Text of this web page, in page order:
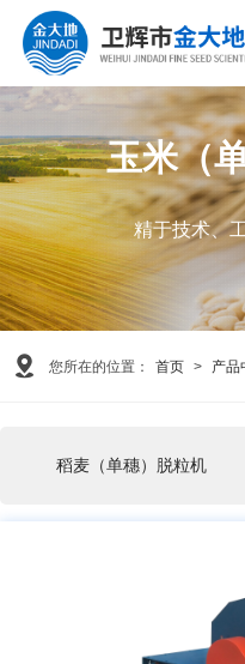
网站首页
产品中心
关于我们
新闻资讯
客户案例
客服服务
联系我们
玉米（
精于技术、
您所在的位置： 首页 > 产品
稻麦（单穗）脱粒机